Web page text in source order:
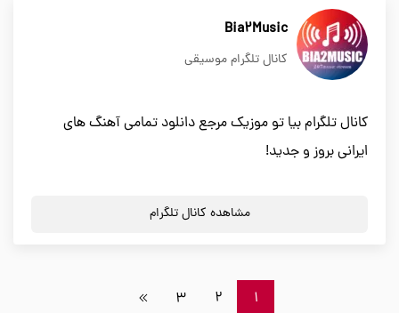
Bia2Music
کانال تلگرام موسیقی
کانال تلگرام بیا تو موزیک مرجع دانلود تمامی آهنگ های
ایرانی بروز و جدید!
مشاهده کانال تلگرام
1
2
3